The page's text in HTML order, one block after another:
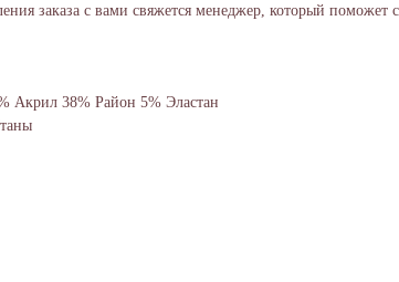
заказа с вами свяжется менеджер, который поможет
Акрил 38% Район 5% Эластан